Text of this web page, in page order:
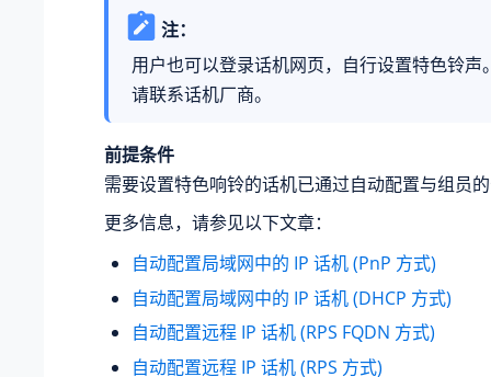
注：
用户也可以登录话机网页，自行设置特色铃声
请联系话机厂商。
前提条件
需要设置特色响铃的话机已通过自动配置与组员
更多信息，请参见以下文章：
自动配置局域网中的 IP 话机 (PnP 方式)
自动配置局域网中的 IP 话机 (DHCP 方式)
自动配置远程 IP 话机 (RPS FQDN 方式)
自动配置远程 IP 话机 (RPS 方式)